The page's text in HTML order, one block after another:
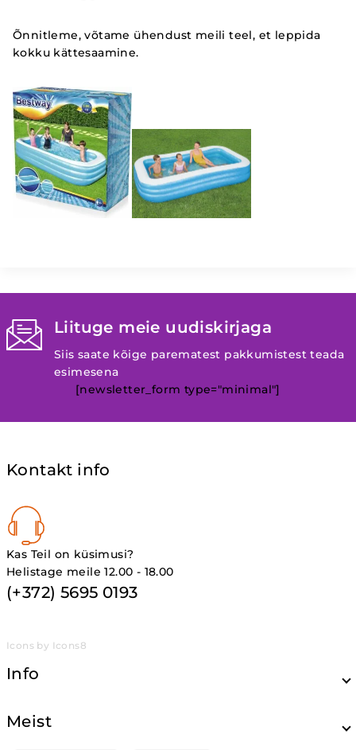
Õnnitleme, võtame ühendust meili teel, et leppida
kokku kättesaamine.
Liituge meie uudiskirjaga
Siis saate kõige parematest pakkumistest teada
esimesena
[newsletter_form type="minimal"]
Kontakt info
Kas Teil on küsimusi?
Helistage meile 12.00 - 18.00
(+372) 5695 0193
Icons by Icons8
Info
Meist